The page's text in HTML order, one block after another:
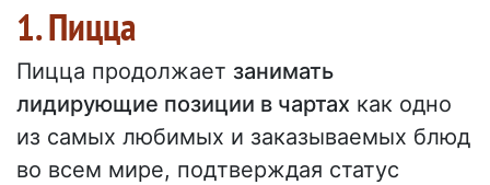
1. Пицца
Пицца продолжает занимать
лидирующие позиции в чартах как одно
из самых любимых и заказываемых блюд
во всем мире, подтверждая статус